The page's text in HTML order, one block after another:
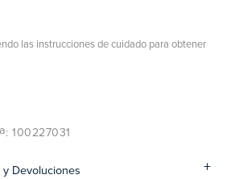
las instrucciones de cuidado para obtener
: 100227031
y Devoluciones